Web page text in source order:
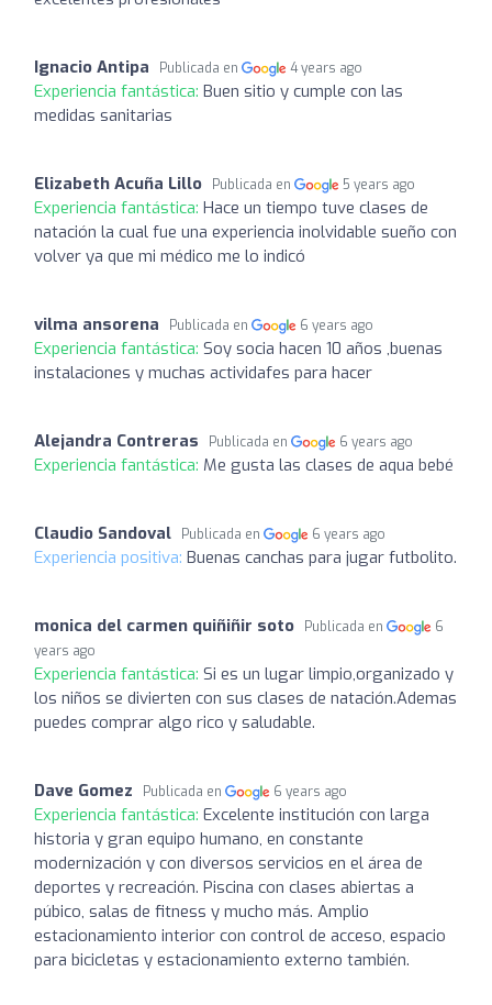
Ignacio Antipa Publicada en 4 years ago
Experiencia fantástica: Buen sitio y cumple con las
medidas sanitarias
Elizabeth Acuña Lillo Publicada en 5 years ago
Experiencia fantástica: Hace un tiempo tuve clases de
natación la cual fue una experiencia inolvidable sueño con
volver ya que mi médico me lo indicó
vilma ansorena Publicada en 6 years ago
Experiencia fantástica: Soy socia hacen 10 años ,buenas
instalaciones y muchas actividafes para hacer
Alejandra Contreras Publicada en 6 years ago
Experiencia fantástica: Me gusta las clases de aqua bebé
Claudio Sandoval Publicada en 6 years ago
Experiencia positiva: Buenas canchas para jugar futbolito.
monica del carmen quiñiñir soto Publicada en
6
years ago
Experiencia fantástica: Si es un lugar limpio,organizado y
los niños se divierten con sus clases de natación.Ademas
puedes comprar algo rico y saludable.
Dave Gomez Publicada en 6 years ago
Experiencia fantástica: Excelente institución con larga
historia y gran equipo humano, en constante
modernización y con diversos servicios en el área de
deportes y recreación. Piscina con clases abiertas a
púbico, salas de fitness y mucho más. Amplio
estacionamiento interior con control de acceso, espacio
para bicicletas y estacionamiento externo también.